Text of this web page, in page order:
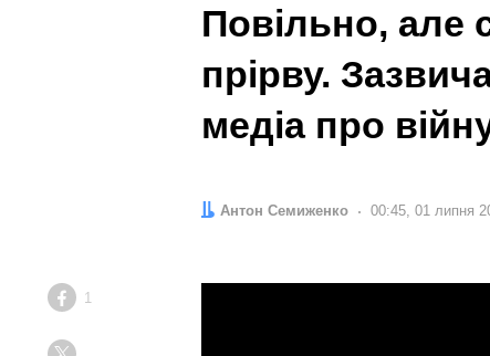
Повільно, але
прірву.
медіа про
Автор:
Антон Семиженко Дата:
00:45, 01 липня
Facebook
1